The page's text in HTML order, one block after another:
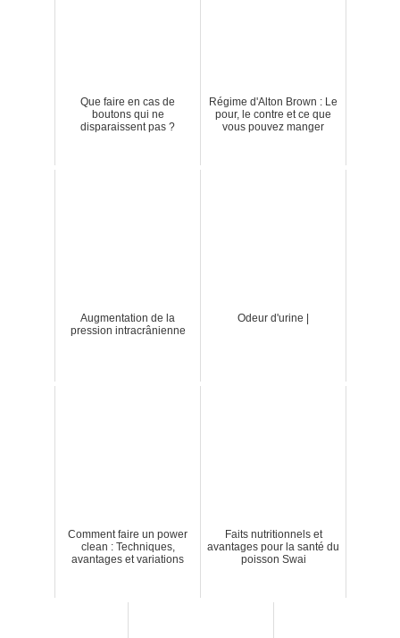
Que faire en cas de
boutons qui ne
disparaissent pas ?
Régime d'Alton Brown : Le
pour, le contre et ce que
vous pouvez manger
Augmentation de la
pression intracrânienne
Odeur d'urine |
Comment faire un power
clean : Techniques,
avantages et variations
Faits nutritionnels et
avantages pour la santé du
poisson Swai